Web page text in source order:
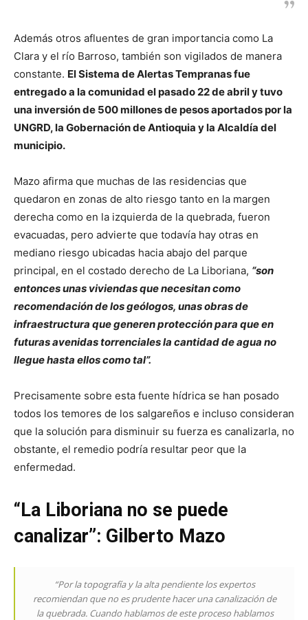
Además otros afluentes de gran importancia como La
Clara y el río Barroso, también son vigilados de manera
constante. El Sistema de Alertas Tempranas fue
entregado a la comunidad el pasado 22 de abril y tuvo
una inversión de 500 millones de pesos aportados por la
UNGRD, la Gobernación de Antioquia y la Alcaldía del
municipio.
Mazo afirma que muchas de las residencias que
quedaron en zonas de alto riesgo tanto en la margen
derecha como en la izquierda de la quebrada, fueron
evacuadas, pero advierte que todavía hay otras en
mediano riesgo ubicadas hacia abajo del parque
principal, en el costado derecho de La Liboriana, “son
entonces unas viviendas que necesitan como
recomendación de los geólogos, unas obras de
infraestructura que generen protección para que en
futuras avenidas torrenciales la cantidad de agua no
llegue hasta ellos como tal”.
Precisamente sobre esta fuente hídrica se han posado
todos los temores de los salgareños e incluso consideran
que la solución para disminuir su fuerza es canalizarla, no
obstante, el remedio podría resultar peor que la
enfermedad.
“La Liboriana no se puede
canalizar”: Gilberto Mazo
“Por la topografía y la alta pendiente los expertos
recomiendan que no es prudente hacer una canalización de
la quebrada. Cuando hablamos de este proceso hablamos